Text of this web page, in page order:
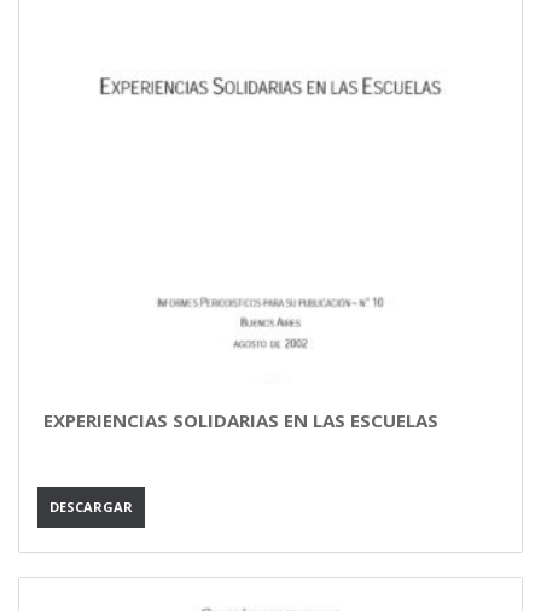
EXPERIENCIAS SOLIDARIAS EN LAS ESCUELAS
DESCARGAR